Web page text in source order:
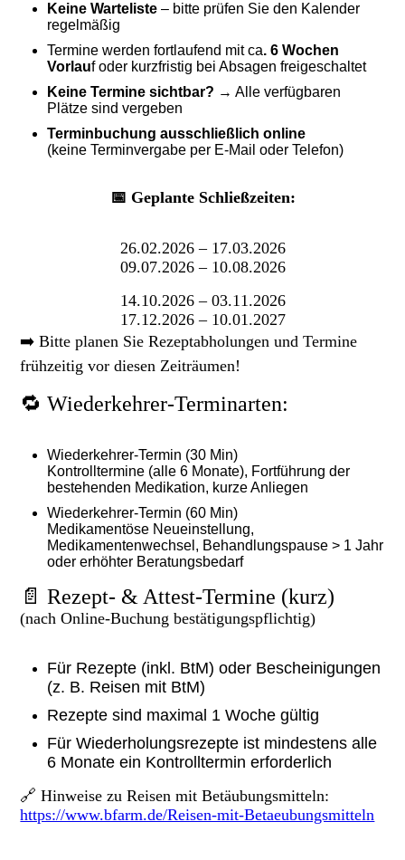
Keine Warteliste – bitte prüfen Sie den Kalender
regelmäßig
Termine werden fortlaufend mit ca. 6 Wochen
Vorlauf oder kurzfristig bei Absagen freigeschaltet
Keine Termine sichtbar? → Alle verfügbaren
Plätze sind vergeben
Terminbuchung ausschließlich online
(keine Terminvergabe per E-Mail oder Telefon)
📅 Geplante Schließzeiten:
26.02.2026 – 17.03.2026
09.07.2026 – 10.08.2026
14.10.2026 – 03.11.2026
17.12.2026 – 10.01.2027
➡️ Bitte planen Sie Rezeptabholungen und Termine
frühzeitig vor diesen Zeiträumen!
🔁 Wiederkehrer-Terminarten:
Wiederkehrer-Termin (30 Min)
Kontrolltermine (alle 6 Monate), Fortführung der
bestehenden Medikation, kurze Anliegen
Wiederkehrer-Termin (60 Min)
Medikamentöse Neueinstellung,
Medikamentenwechsel, Behandlungspause > 1 Jahr
oder erhöhter Beratungsbedarf
📄 Rezept- & Attest-Termine (kurz)
(nach Online-Buchung bestätigungspflichtig)
Für Rezepte (inkl. BtM) oder Bescheinigungen
(z. B. Reisen mit BtM)
Rezepte sind maximal 1 Woche gültig
Für Wiederholungsrezepte ist mindestens alle
6 Monate ein Kontrolltermin erforderlich
🔗 Hinweise zu Reisen mit Betäubungsmitteln:
https://www.bfarm.de/Reisen-mit-Betaeubungsmitteln